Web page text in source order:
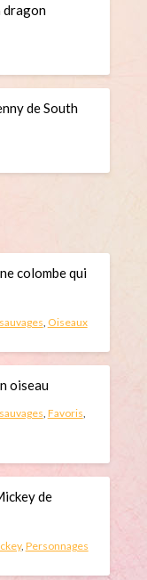
dragon
de South
colombe qui
Oiseaux
oiseau
Favoris
de
, Personnages